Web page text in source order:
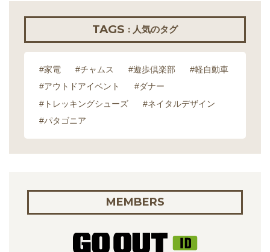
TAGS : 人気のタグ
#家電 #チャムス #遊歩倶楽部
#軽自動車
#アウトドアイベント
#ダナー
#トレッキングシューズ
#ネイタルデザイン
#パタゴニア
MEMBERS